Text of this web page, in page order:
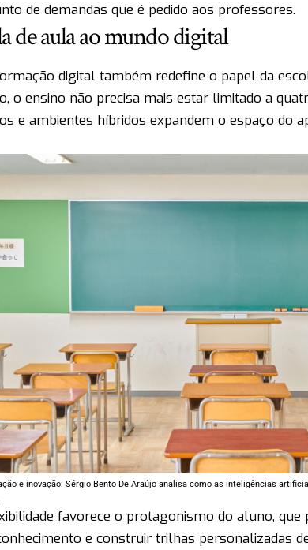
de demandas que é pedido aos professores.
de aula ao mundo digital
digital também redefine o papel da
o ensino não precisa mais estar limitado a
e ambientes híbridos expandem o espaço do
e inovação: Sérgio Bento De Araújo analisa como as inteligências
favorece o protagonismo do aluno,
e construir trilhas personalizadas